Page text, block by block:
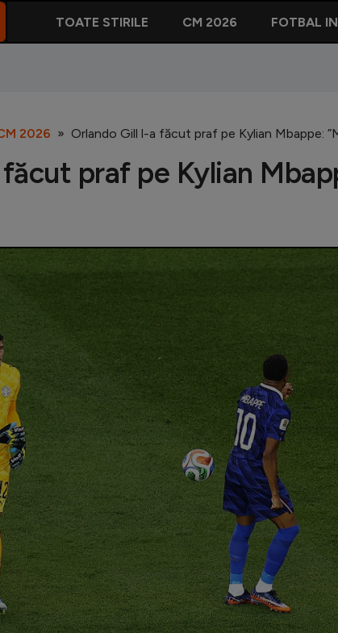
TOATE STIRILE CM 2026 FOTBAL
2026 Orlando Gill l-a făcut praf pe Kylian Mbappe:
praf pe Kylian